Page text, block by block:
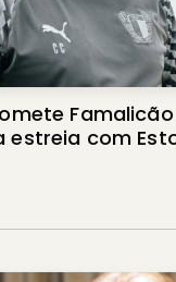
estreia com